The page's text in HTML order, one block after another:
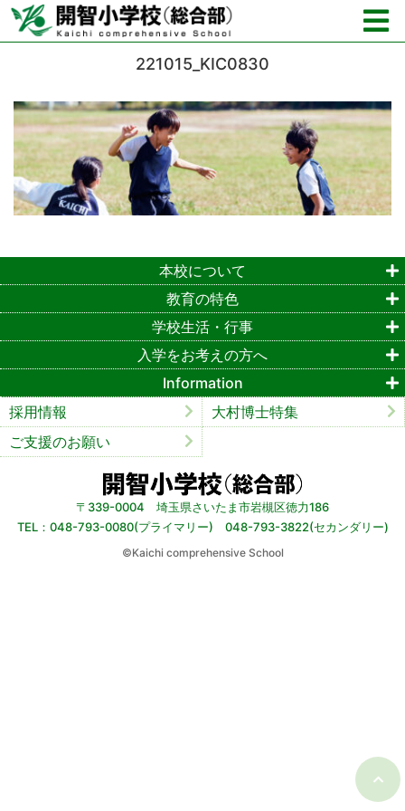
221015_KIC0830
〒339-0004 埼玉県さいたま市岩槻区徳力186
TEL：048-793-0080(プライマリー) 048-793-3822(セカンダリー)
本校について
教育の特色
学校生活・行事
入学をお考えの方へ
Information
採用情報
大村博士特集
ご支援のお願い
©︎Kaichi comprehensive School